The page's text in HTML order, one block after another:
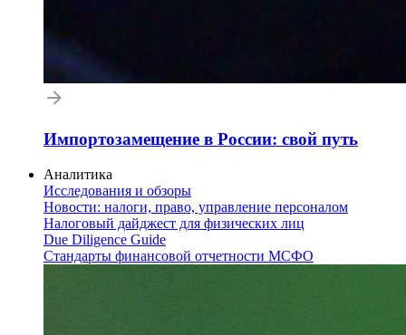
Импортозамещение в России: свой путь
Аналитика
Исследования и обзоры
Новости: налоги, право, управление персоналом
Налоговый дайджест для физических лиц
Due Diligence Guide
Стандарты финансовой отчетности МСФО